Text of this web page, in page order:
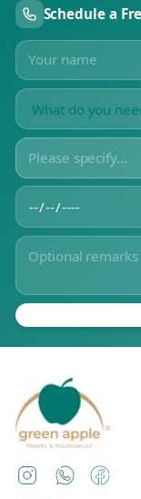
Schedule a
Instagram
WhatsApp